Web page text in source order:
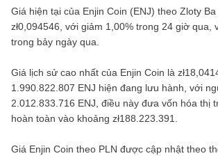
Giá hiện tại của Enjin Coin (ENJ) theo Zloty Ba
zł0,094546 , với giảm 1,00% trong 24 giờ qua,
trong bảy ngày qua.
Giá lịch sử cao nhất của Enjin Coin là
1.990.822.807 ENJ hiện đang lưu hành, với
2.012.833.716 ENJ , điều này đưa vốn hóa thị
hoàn toàn vào khoảng zł188.223.391
Giá Enjin Coin theo PLN được cập nhật theo